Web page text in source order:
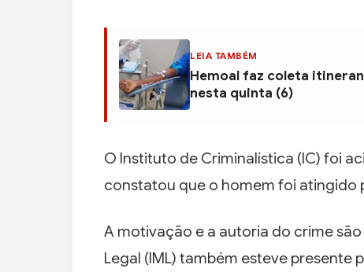
LEIA TAMBÉM
Hemoal faz coleta
nesta quinta (6)
O Instituto de Criminalística (IC) foi
constatou que o homem foi atingido
A motivação e a autoria do crime
Legal (IML) também esteve presente